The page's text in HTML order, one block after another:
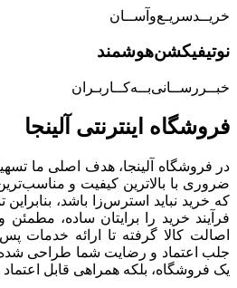
خریــد‌سریـع‌و‌آســان
نوتیفیکشن‌هوشمند
خبــررســانی‌بــه‌کــاربـران
فروشگاه‌ اینترنتی‌ آلینجا
در فروشگاه آلینجا، هدف اصلی ما
ضروری با بالاترین کیفیت و
که خرید نباید استرس‌زا باشد،
فرآیند خرید را برایتان ساده،
اصالت کالا گرفته تا ارائه خدمات
جلب اعتماد و رضایت شما طراحی شده
یک فروشگاه، بلکه همراهی قابل